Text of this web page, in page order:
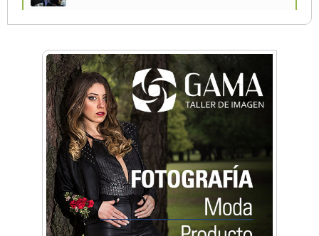
Una compañía teatral de Castelar competirá
por el Premio FEBA Cultura
La primera vez que Eva Perón voló en avión lo
hizo desde Morón
Mariana Croce: "Hoy las empresas necesitan
un asesoramiento integral para crecer con
seguridad"
Música, teatro, yoga, danza y mucho más:
Conocé todos los talleres para aprender y
disfrutar en la Zona Oeste